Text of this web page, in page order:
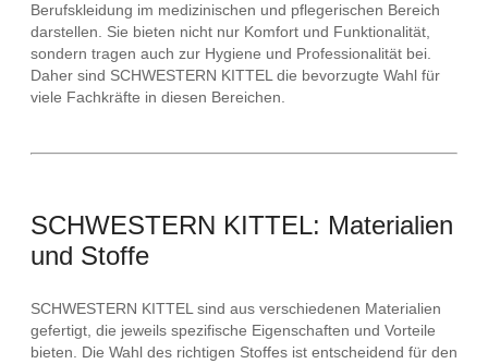
Berufskleidung im medizinischen und pflegerischen Bereich
darstellen. Sie bieten nicht nur Komfort und Funktionalität,
sondern tragen auch zur Hygiene und Professionalität bei.
Daher sind SCHWESTERN KITTEL die bevorzugte Wahl für
viele Fachkräfte in diesen Bereichen.
SCHWESTERN KITTEL: Materialien
und Stoffe
SCHWESTERN KITTEL sind aus verschiedenen Materialien
gefertigt, die jeweils spezifische Eigenschaften und Vorteile
bieten. Die Wahl des richtigen Stoffes ist entscheidend für den